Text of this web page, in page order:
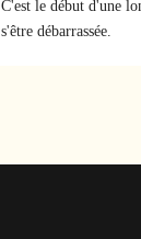
C'est le début d'une
s'être débarrassée.